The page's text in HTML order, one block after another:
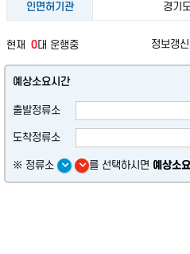
인면허기관 경기
현재 0대 운행중 정보갱신
예상소요시간
출발정류소
도착정류소
※ 정류소 를 선택하시면 예상소